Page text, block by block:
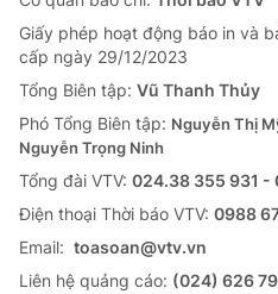
Giấy phép hoạt động báo in và
cấp ngày 29/12/2023
Tổng Biên tập: Vũ Thanh Thủy
Phó Tổng Biên tập: Nguyễn Thị
Nguyễn Trọng Ninh
Tổng đài VTV: 024.38 355 931 -
Ðiện thoại Thời báo VTV: 0988
Email: toasoan@vtv.vn
Liên hệ quảng cáo: (024) 626